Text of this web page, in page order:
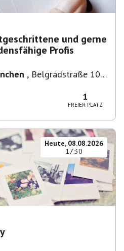
und gerne
Profis
, Belgradstraße 104,
1
FREIER PLATZ
Heute, 08.08.2026
17:30